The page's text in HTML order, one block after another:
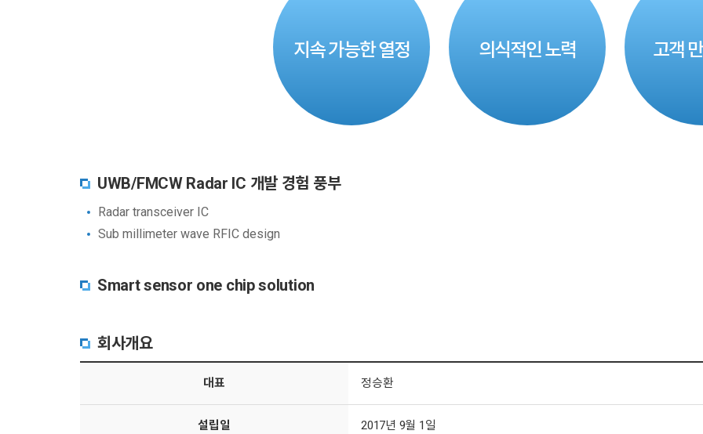
지속 가능한 열정 의식적인 노력 고객
UWB/FMCW Radar IC 개발 경험 풍부
Radar transceiver IC
Sub millimeter wave RFIC design
Smart sensor one chip solution
회사개요
대표 정승환
설립일 2017년 9월 1일